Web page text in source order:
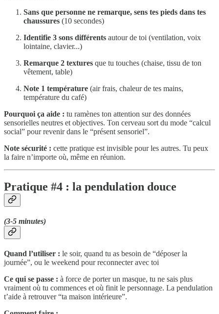
Sans que personne ne remarque, sens tes pieds dans tes
chaussures (10 secondes)
Identifie 3 sons différents autour de toi (ventilation, voix
lointaine, clavier...)
Remarque 2 textures que tu touches (chaise, tissu de ton
vêtement, table)
Note 1 température (air frais, chaleur de tes mains,
température du café)
Pourquoi ça aide : tu ramènes ton attention sur des données
sensorielles neutres et objectives. Ton cerveau sort du mode “calcul
social” pour revenir dans le “présent sensoriel”.
Note sécurité : cette pratique est invisible pour les autres. Tu peux
la faire n’importe où, même en réunion.
Pratique #4 : la pendulation douce
(3-5 minutes)
Quand l’utiliser : le soir, quand tu as besoin de “déposer la
journée”, ou le weekend pour reconnecter avec toi
Ce qui se passe : à force de porter un masque, tu ne sais plus
vraiment où tu commences et où finit le personnage. La pendulation
t’aide à retrouver “ta maison intérieure”.